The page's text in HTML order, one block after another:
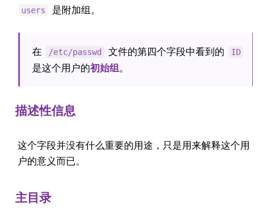
users 是附加组。
在 /etc/passwd 文件的第四个字段中看到的 ID
是这个用户的初始组。
描述性信息
这个字段并没有什么重要的用途，只是用来解释这个用
户的意义而已。
主目录